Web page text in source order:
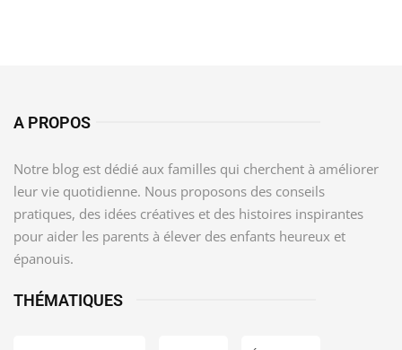
A PROPOS
Notre blog est dédié aux familles qui cherchent à améliorer
leur vie quotidienne. Nous proposons des conseils
pratiques, des idées créatives et des histoires inspirantes
pour aider les parents à élever des enfants heureux et
épanouis.
THÉMATIQUES